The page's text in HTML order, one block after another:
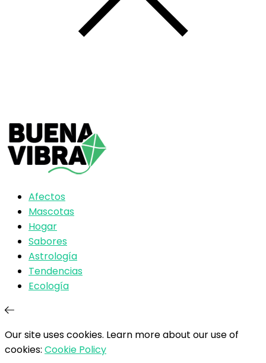
Afectos
Mascotas
Hogar
Sabores
Astrología
Tendencias
Ecología
Our site uses cookies. Learn more about our use of
cookies: Cookie Policy